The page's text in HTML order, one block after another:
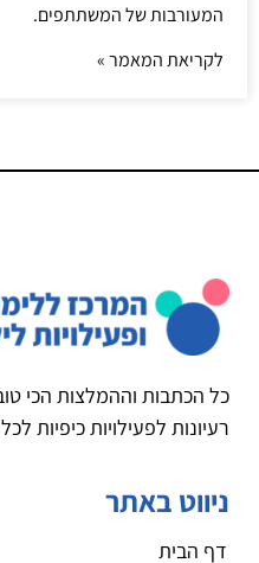
המעורבות של המשתתפים.
לקריאת המאמר »
כל הכתבות וההמלצות הכי
רעיונות לפעילויות כיפיות
ניווט באתר
דף הבית